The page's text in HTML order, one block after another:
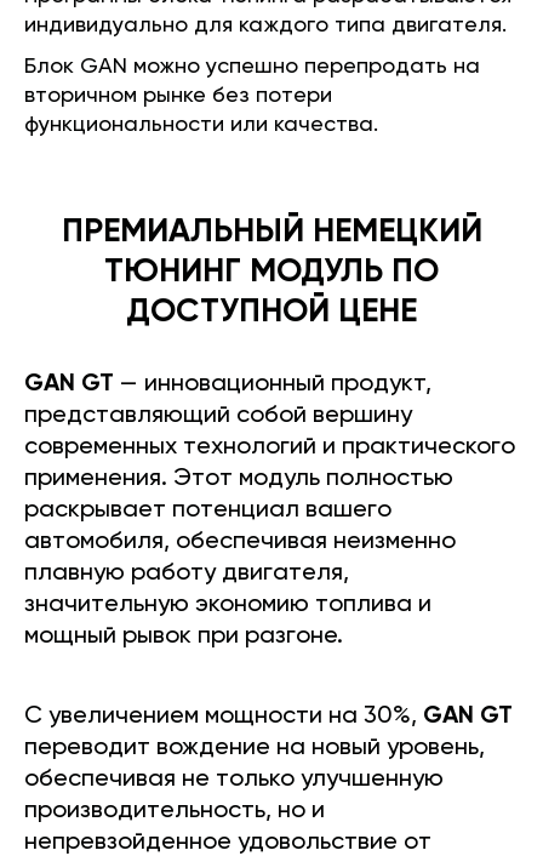
индивидуально для каждого типа двигателя.
Блок GAN можно успешно перепродать на
вторичном рынке без потери
функциональности или качества.
ПРЕМИАЛЬНЫЙ НЕМЕЦКИЙ
ТЮНИНГ МОДУЛЬ ПО
ДОСТУПНОЙ ЦЕНЕ
GAN GT — инновационный продукт,
представляющий собой вершину
современных технологий и практического
применения. Этот модуль полностью
раскрывает потенциал вашего
автомобиля, обеспечивая неизменно
плавную работу двигателя,
значительную экономию топлива и
мощный рывок при разгоне.
С увеличением мощности на 30%, GAN GT
переводит вождение на новый уровень,
обеспечивая не только улучшенную
производительность, но и
непревзойденное удовольствие от